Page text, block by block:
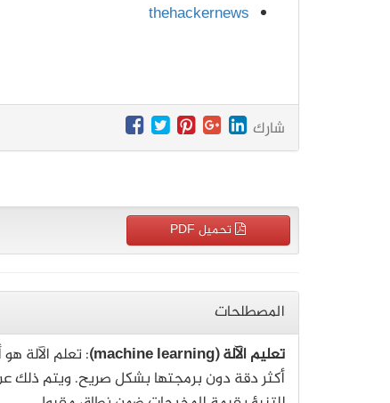
thehackernews
شارك
تحميل PDF
المصطلحات
تعليم الآلة (machine learning)
: تعلم الآلة
أكثر دقة دون برمجتها بشكل صريح. ويتم ذلك